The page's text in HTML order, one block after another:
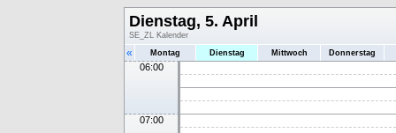
Dienstag, 5. April
SE_ZL Kalender
« Montag Dienstag Mittwoch Donnerstag
06:00
07:00